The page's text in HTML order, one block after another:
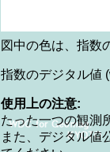
図中の色は、指数
指数のデジタル値
使用上の注意:
たった一つの観測
また、デジタル値